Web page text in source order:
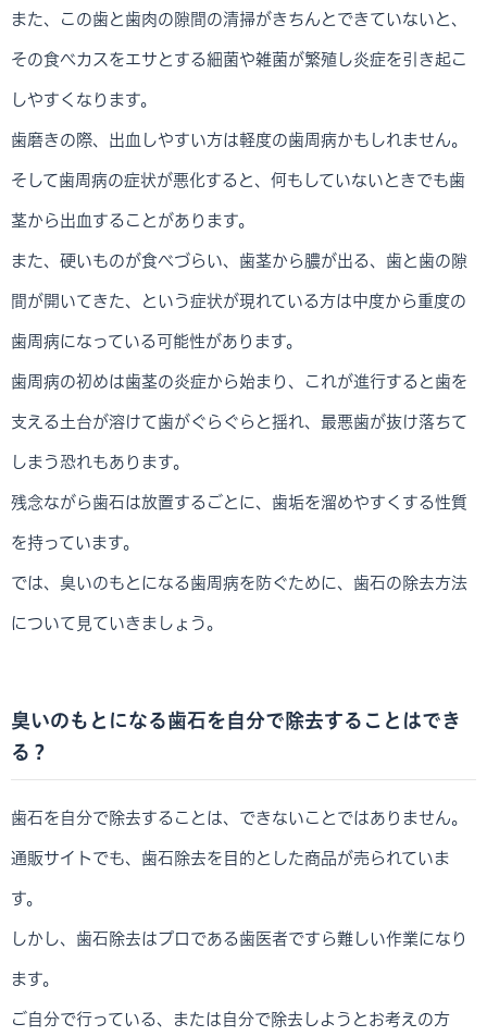
また、この歯と歯肉の隙間の清掃がきちんとできていないと、
その食べカスをエサとする細菌や雑菌が繁殖し炎症を引き起こ
しやすくなります。
歯磨きの際、出血しやすい方は軽度の歯周病かもしれません。
そして歯周病の症状が悪化すると、何もしていないときでも歯
茎から出血することがあります。
また、硬いものが食べづらい、歯茎から膿が出る、歯と歯の隙
間が開いてきた、という症状が現れている方は中度から重度の
歯周病になっている可能性があります。
歯周病の初めは歯茎の炎症から始まり、これが進行すると歯を
支える土台が溶けて歯がぐらぐらと揺れ、最悪歯が抜け落ちて
しまう恐れもあります。
残念ながら歯石は放置するごとに、歯垢を溜めやすくする性質
を持っています。
では、臭いのもとになる歯周病を防ぐために、歯石の除去方法
について見ていきましょう。
臭いのもとになる歯石を自分で除去することはでき
る？
歯石を自分で除去することは、できないことではありません。
通販サイトでも、歯石除去を目的とした商品が売られていま
す。
しかし、歯石除去はプロである歯医者ですら難しい作業になり
ます。
ご自分で行っている、または自分で除去しようとお考えの方